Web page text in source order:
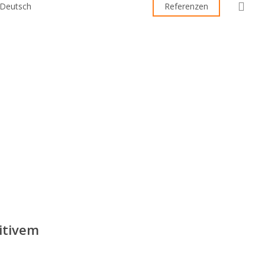
Referenzen